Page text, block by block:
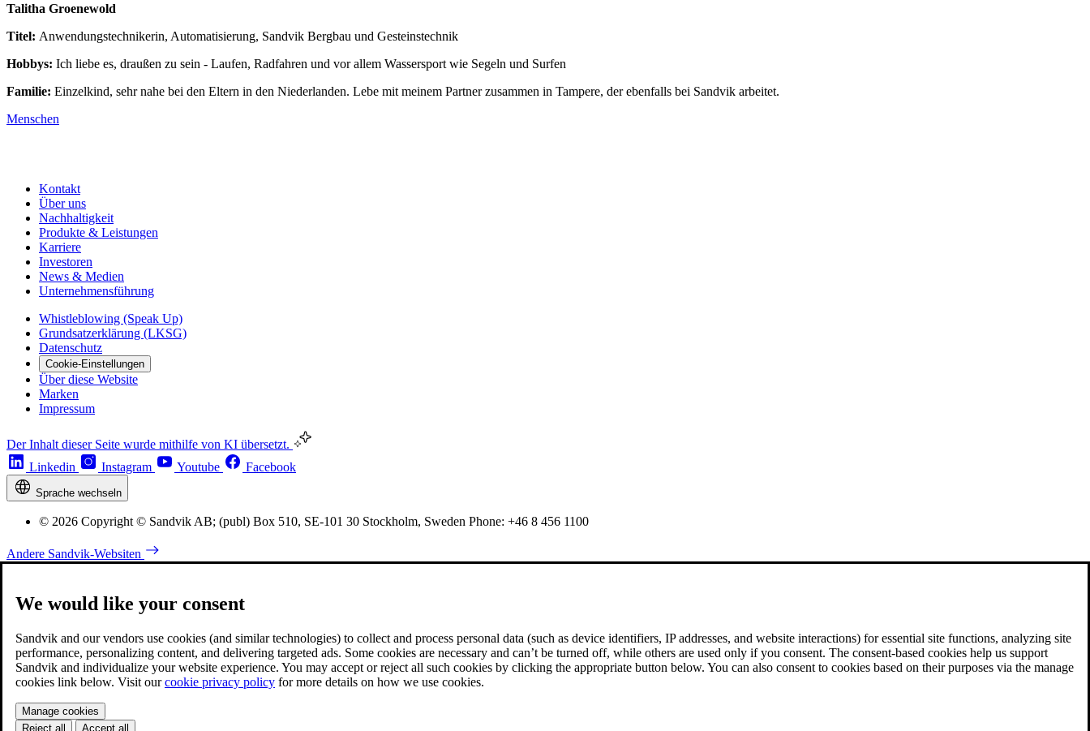
Talitha Groenewold
Titel: Anwendungstechnikerin, Automatisierung, Sandvik Bergbau und Gesteinstechnik
Hobbys: Ich liebe es, draußen zu sein - Laufen, Radfahren und vor allem Wassersport wie Segeln und Surfen
Familie: Einzelkind, sehr nahe bei den Eltern in den Niederlanden. Lebe mit meinem Partner zusammen in Tampere, der ebenfalls bei Sandvik arbeitet.
Menschen
Kontakt
Über uns
Nachhaltigkeit
Produkte & Leistungen
Karriere
Investoren
News & Medien
Unternehmensführung
Whistleblowing (Speak Up)
Grundsatzerklärung (LKSG)
Datenschutz
Cookie-Einstellungen
Über diese Website
Marken
Impressum
Der Inhalt dieser Seite wurde mithilfe von KI übersetzt.
Linkedin
Instagram Youtube Facebook
Sprache wechseln
© 2026 Copyright © Sandvik AB; (publ) Box 510, SE-101 30 Stockholm, Sweden Phone: +46 8 456 1100
Andere Sandvik-Websiten
We would like your consent
Sandvik and our vendors use cookies (and similar technologies) to collect and process personal data (such as device identifiers, IP addresses, and website interactions) for essential site functions, analyzing site
performance, personalizing content, and delivering targeted ads. Some cookies are necessary and can’t be turned off, while others are used only if you consent. The consent-based cookies help us support
Sandvik and individualize your website experience. You may accept or reject all such cookies by clicking the appropriate button below. You can also consent to cookies based on their purposes via the manage
cookies link below. Visit ourcookie privacy policy for more details on how we use cookies.
Manage cookies
Reject all
Accept all